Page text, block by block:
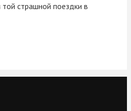
страшной поездки в